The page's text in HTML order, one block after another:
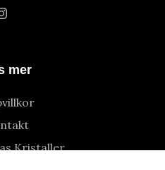
mer
Kristaller